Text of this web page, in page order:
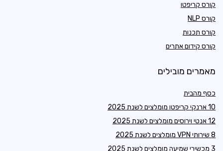
קורס קריפטו
קורס NLP
קורס תכנות
קורס קידום אתרים
מאמרים מובילים
כסף מהבית
10 ארנקי קריפטו מומלצים לשנת 2025
12 אנטי וירוסים מומלצים לשנת 2025
8 שירותי VPN מומלצים לשנת 2025
3 מכשירי שמיעה מומלצים לשנת 2025